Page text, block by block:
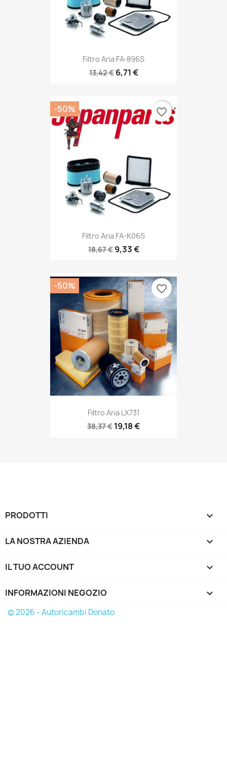
Filtro Aria FA-896S
13,42 € 6,71 €
Filtro Aria FA-K06S
18,67 € 9,33 €
-50% favorite_border
Filtro Aria LX731
38,37 € 19,18 €
-50% favorite_border
PRODOTTI 
LA NOSTRA AZIENDA 
IL TUO ACCOUNT 
INFORMAZIONI NEGOZIO keyboard_arrow_down
© 2026 - Autoricambi Donato